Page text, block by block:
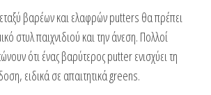
βαρέων και ελαφρών putters θα πρέπει
στυλ παιχνιδιού και την άνεση. Πολλοί
ότι ένας βαρύτερος putter ενισχύει τη
ειδικά σε απαιτητικά greens.